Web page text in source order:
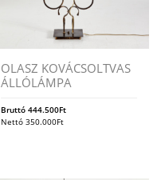
OLASZ KOVÁCSOLTVAS
ÁLLÓLÁMPA
Bruttó444.500Ft
Nettó350.000Ft